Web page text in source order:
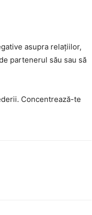
asupra relațiilor,
partenerul său sau să
Concentrează-te